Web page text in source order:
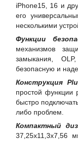
iPhone15, 16 и
его
несколькими
Функции
механизмов
замыкания,
безопасную и
Конструкция
простой функции
быстро
либо проблем.
Компактный
37,25x11,3x7,56